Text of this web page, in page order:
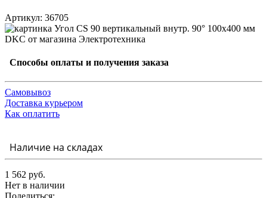
Артикул: 36705
Способы оплаты и получения заказа
Самовывоз
Доставка курьером
Как оплатить
Наличие на складах
1 562 руб.
Нет в наличии
Поделиться: